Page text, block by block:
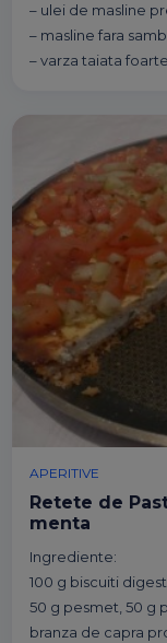
– ulei de masline
– masline fara
– varza taiata
APERITIVE
Retete de
menta
Ingrediente:
100 g biscuiti
50 g pesmet, 50 g
branza de capra